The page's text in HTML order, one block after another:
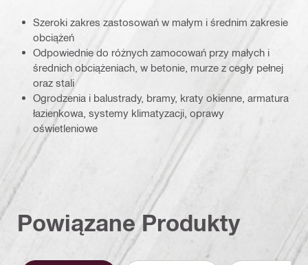
Szeroki zakres zastosowań w małym i średnim zakresie
obciążeń
Odpowiednie do różnych zamocowań przy małych i
średnich obciążeniach, w betonie, murze z cegły pełnej
oraz stali
Ogrodzenia i balustrady, bramy, kraty okienne, armatura
łazienkowa, systemy klimatyzacji, oprawy
oświetleniowe
Powiązane Produkty